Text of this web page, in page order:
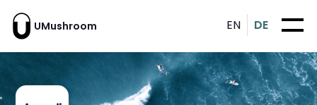
UMushroom EN DE